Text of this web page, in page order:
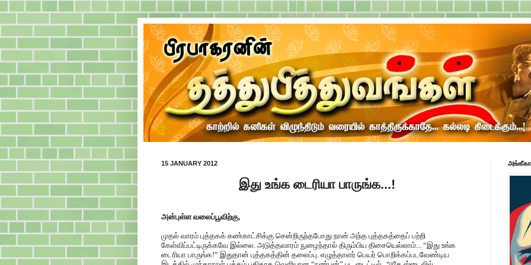
15 JANUARY 2012
இது உங்க டைரியா பாருங்க...!
அன்புள்ள வலைப்பூவிற்கு,
முதல் வாரம் புத்தகக் கண்காட்சிக்கு சென்றிருந்தபோது நான் அந்த புத்தகத்தைப் பற்றி
கேள்விப்பட்டிருக்கவே இல்லை. அடுத்தவாரம் நுழைந்தால் திரும்பிய திசையெல்லாம்... “இது உங்க
டைரியா பாருங்க!” இதுதான் புத்தகத்தின் தலைப்பு. எழுத்தாளர் பெயர் பொறிக்கப்படவேண்டிய